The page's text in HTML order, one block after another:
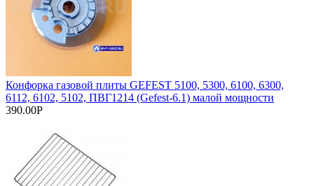
Конфорка газовой плиты GEFEST 5100, 5300, 6100, 6300,
6112, 6102, 5102, ПВГ1214 (Gefest-6.1) малой мощности
390.00Р